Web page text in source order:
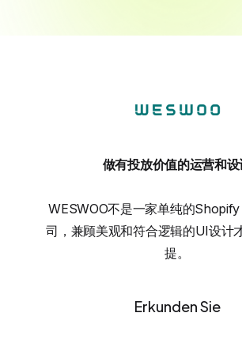
做有投放价值的运营和设
WESWOO不是一家单纯的
司，兼顾美观和符合逻辑的UI设计
提。
Erkunden Sie